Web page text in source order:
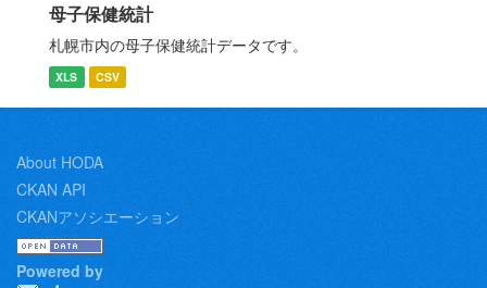
母子保健統計
札幌市内の母子保健統計データです。
XLS CSV
About HODA
CKAN API
CKANアソシエーション
Powered by